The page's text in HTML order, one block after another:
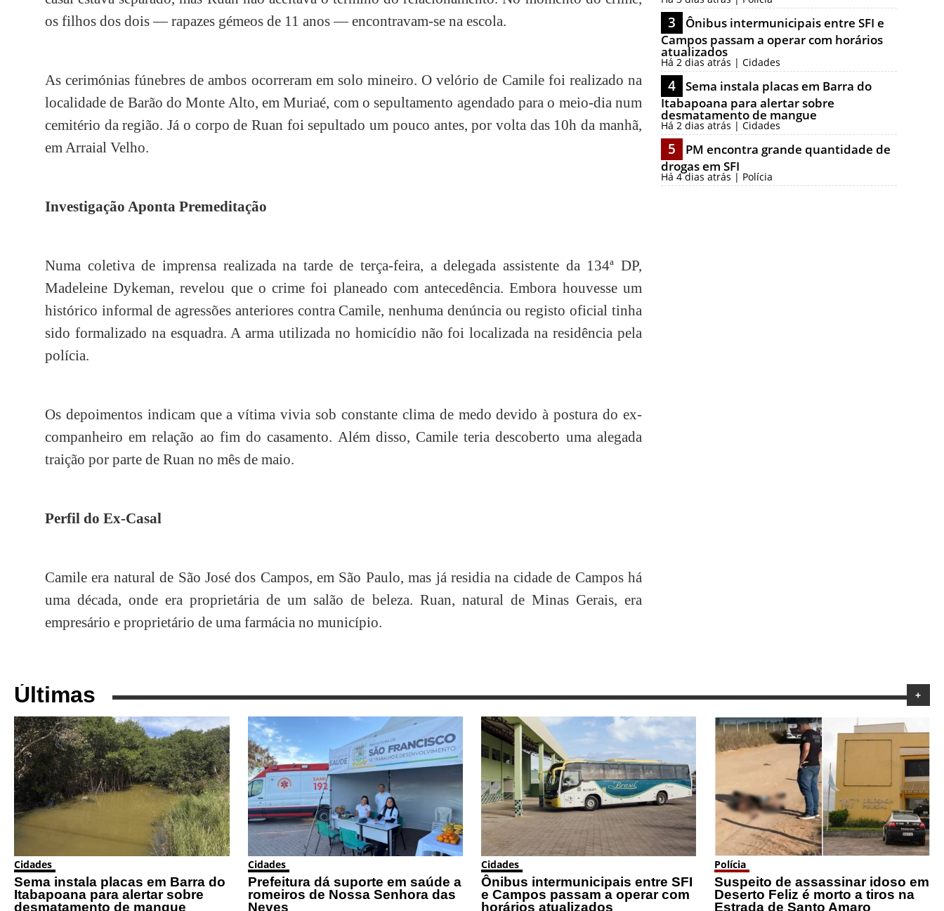
os filhos dos dois — rapazes gémeos de 11 anos — encontravam-se na escola.
As cerimónias fúnebres de ambos ocorreram em solo mineiro. O velório de Camile foi realizado na
localidade de Barão do Monte Alto, em Muriaé, com o sepultamento agendado para o meio-dia num
cemitério da região. Já o corpo de Ruan foi sepultado um pouco antes, por volta das 10h da manhã,
em Arraial Velho.
Investigação Aponta Premeditação
Numa coletiva de imprensa realizada na tarde de terça-feira, a delegada assistente da 134ª DP,
Madeleine Dykeman, revelou que o crime foi planeado com antecedência. Embora houvesse um
histórico informal de agressões anteriores contra Camile, nenhuma denúncia ou registo oficial tinha
sido formalizado na esquadra. A arma utilizada no homicídio não foi localizada na residência pela
polícia.
Os depoimentos indicam que a vítima vivia sob constante clima de medo devido à postura do ex-
companheiro em relação ao fim do casamento. Além disso, Camile teria descoberto uma alegada
traição por parte de Ruan no mês de maio.
Perfil do Ex-Casal
Camile era natural de São José dos Campos, em São Paulo, mas já residia na cidade de Campos há
uma década, onde era proprietária de um salão de beleza. Ruan, natural de Minas Gerais, era
empresário e proprietário de uma farmácia no município.
3
Ônibus intermunicipais entre SFI e
Campos passam a operar com horários
atualizados
Há 2 dias atrás | Cidades
4
Sema instala placas em Barra do
Itabapoana para alertar sobre
desmatamento de mangue
Há 2 dias atrás | Cidades
5
PM encontra grande quantidade de
drogas em SFI
Há 4 dias atrás | Polícia
Últimas +
Cidades
Sema instala placas em Barra do
Itabapoana para alertar sobre
desmatamento de mangue
Cidades
Prefeitura dá suporte em saúde a
romeiros de Nossa Senhora das
Neves
Cidades
Ônibus intermunicipais entre SFI
e Campos passam a operar com
horários atualizados
Polícia
Suspeito de assassinar idoso em
Deserto Feliz é morto a tiros na
Estrada de Santo Amaro